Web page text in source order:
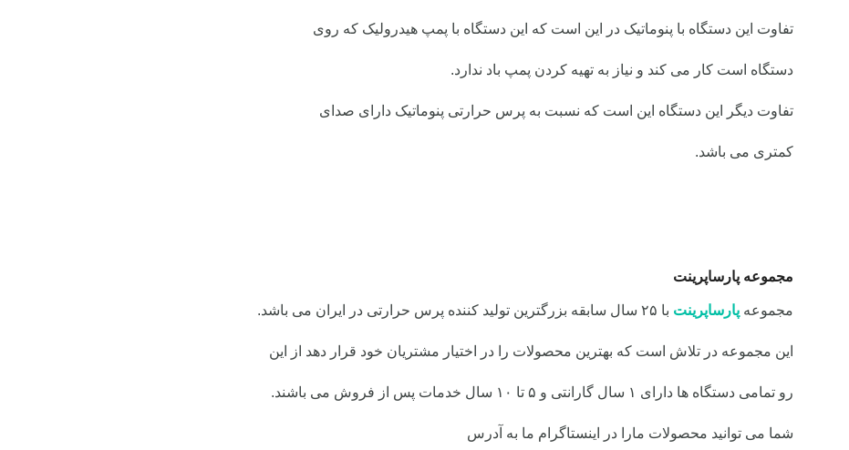
تفاوت این دستگاه با پنوماتیک در این است که این دستگاه با پمپ هیدرولیک که روی
دستگاه است کار می کند و نیاز به تهیه کردن پمپ باد ندارد.
تفاوت دیگر این دستگاه این است که نسبت به پرس حرارتی پنوماتیک دارای صدای
کمتری می باشد.
مجموعه پارساپرینت
مجموعه پارساپرینت با ۲۵ سال سابقه بزرگترین تولید کننده پرس حرارتی در ایران می باشد.
این مجموعه در تلاش است که بهترین محصولات را در اختیار مشتریان خود قرار دهد از این
رو تمامی دستگاه ها دارای ۱ سال گارانتی و ۵ تا ۱۰ سال خدمات پس از فروش می باشند.
شما می توانید محصولات مارا در اینستاگرام ما به آدرس